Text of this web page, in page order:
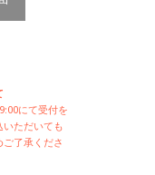
にて受付を
ただいても
了承くださ